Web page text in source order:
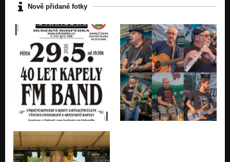
Nově přidané fotky